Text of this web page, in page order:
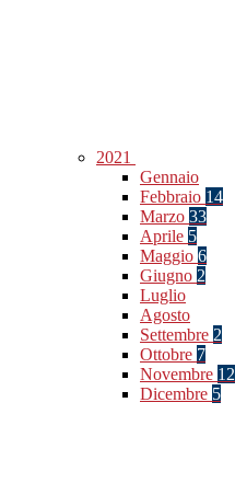
2021
Gennaio
Febbraio 14
Marzo 33
Aprile 5
Maggio 6
Giugno 2
Luglio
Agosto
Settembre 2
Ottobre 7
Novembre 12
Dicembre 5